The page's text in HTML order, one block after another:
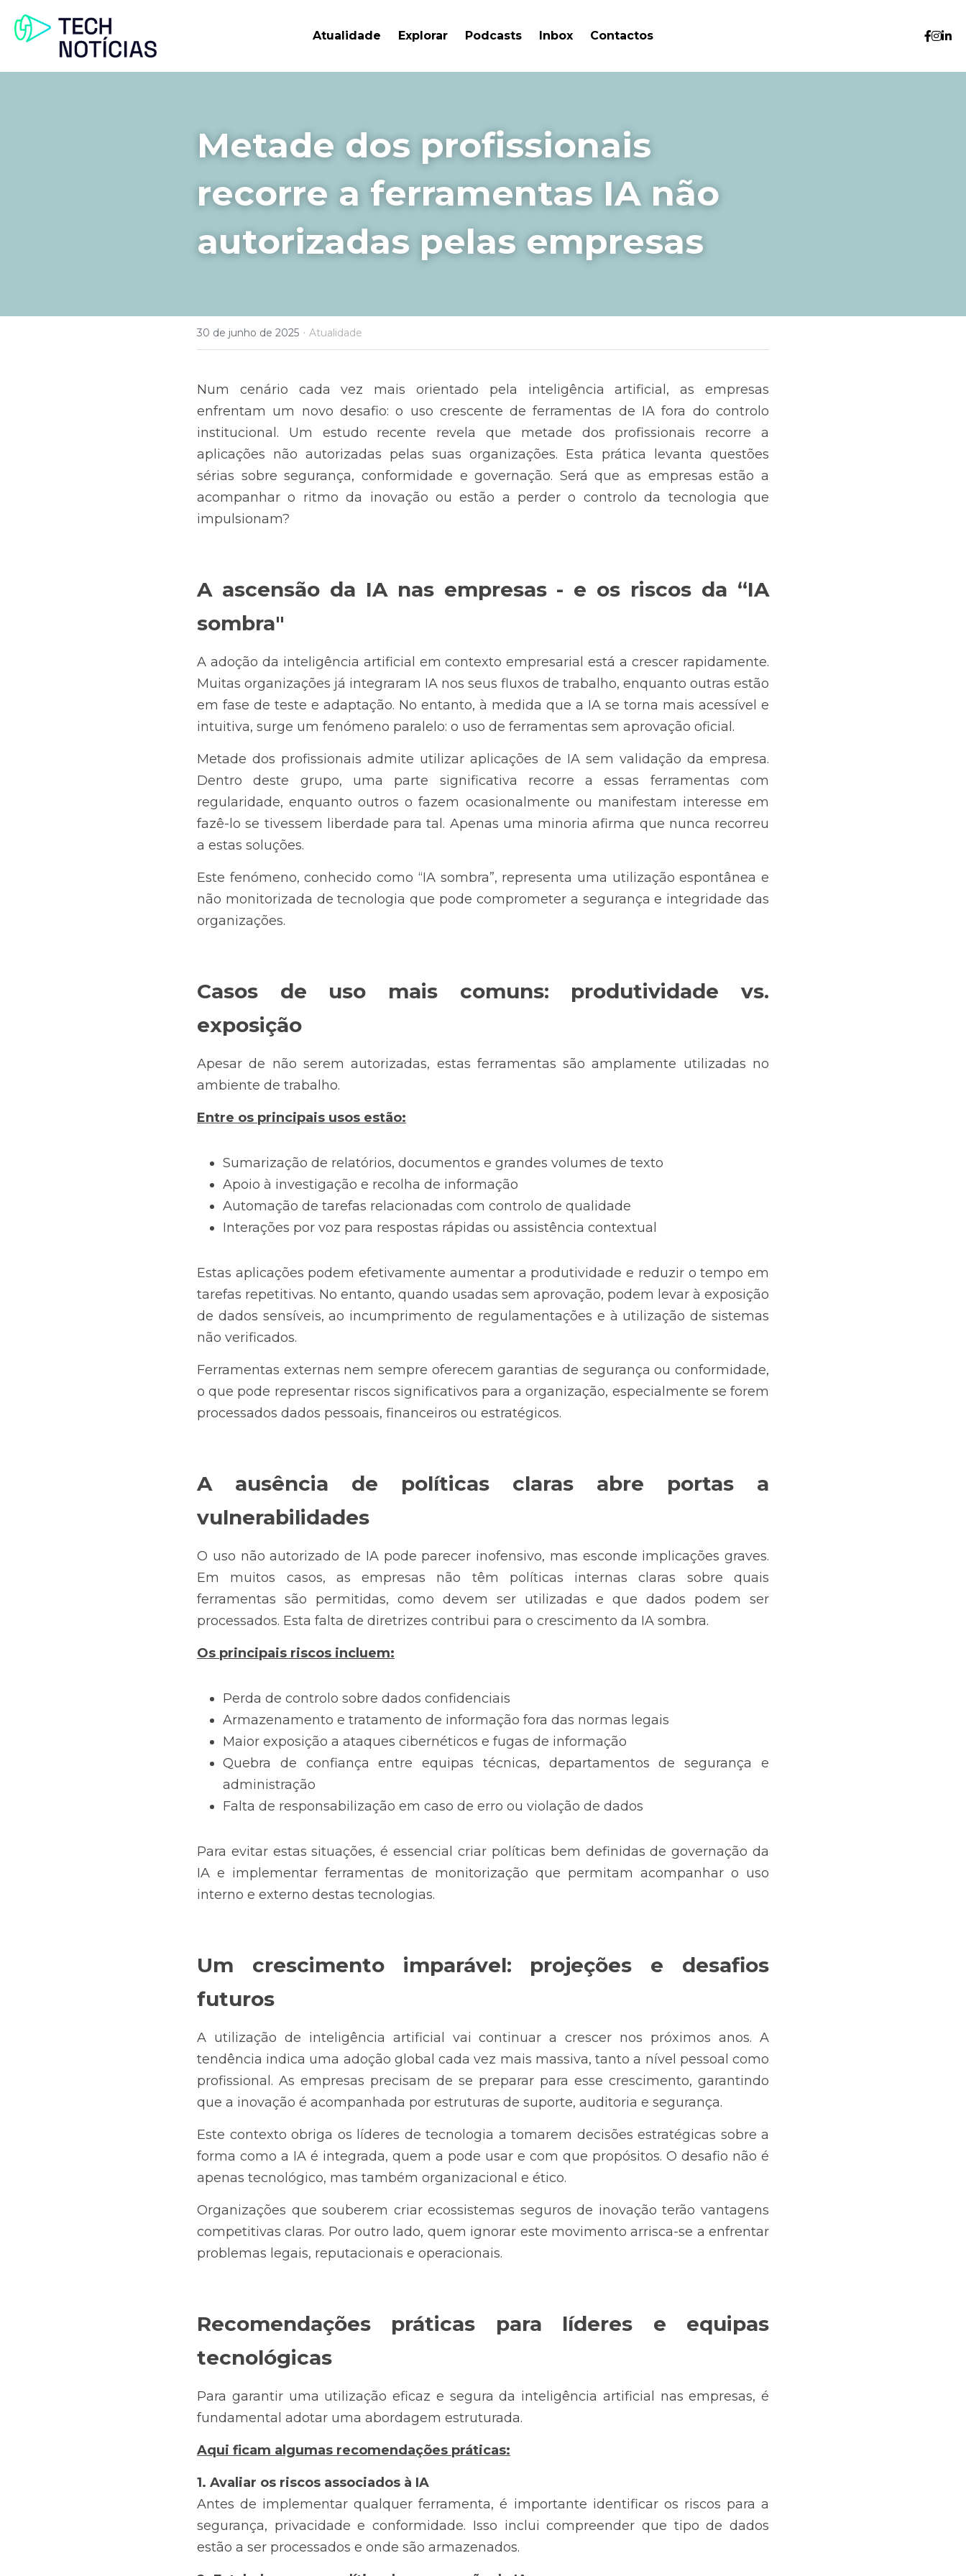
Atualidade Explorar Podcasts Inbox Contactos
Metade dos profissionais
recorre a ferramentas IA não
autorizadas pelas empresas
30 de junho de 2025 · Atualidade
Num cenário cada vez mais orientado pela inteligência artificial, as empresas
enfrentam um novo desafio: o uso crescente de ferramentas de IA fora do controlo
institucional. Um estudo recente revela que metade dos profissionais recorre a
aplicações não autorizadas pelas suas organizações. Esta prática levanta questões
sérias sobre segurança, conformidade e governação. Será que as empresas estão a
acompanhar o ritmo da inovação ou estão a perder o controlo da tecnologia que
impulsionam?
A ascensão da IA nas empresas - e os riscos da “IA
sombra"
A adoção da inteligência artificial em contexto empresarial está a crescer rapidamente.
Muitas organizações já integraram IA nos seus fluxos de trabalho, enquanto outras estão
em fase de teste e adaptação. No entanto, à medida que a IA se torna mais acessível e
intuitiva, surge um fenómeno paralelo: o uso de ferramentas sem aprovação oficial.
Metade dos profissionais admite utilizar aplicações de IA sem validação da empresa.
Dentro deste grupo, uma parte significativa recorre a essas ferramentas com
regularidade, enquanto outros o fazem ocasionalmente ou manifestam interesse em
fazê-lo se tivessem liberdade para tal. Apenas uma minoria afirma que nunca recorreu
a estas soluções.
Este fenómeno, conhecido como “IA sombra”, representa uma utilização espontânea e
não monitorizada de tecnologia que pode comprometer a segurança e integridade das
organizações.
Casos de uso mais comuns: produtividade vs.
exposição
Apesar de não serem autorizadas, estas ferramentas são amplamente utilizadas no
ambiente de trabalho.
Entre os principais usos estão:
Sumarização de relatórios, documentos e grandes volumes de texto
Apoio à investigação e recolha de informação
Automação de tarefas relacionadas com controlo de qualidade
Interações por voz para respostas rápidas ou assistência contextual
Estas aplicações podem efetivamente aumentar a produtividade e reduzir o tempo em
tarefas repetitivas. No entanto, quando usadas sem aprovação, podem levar à exposição
de dados sensíveis, ao incumprimento de regulamentações e à utilização de sistemas
não verificados.
Ferramentas externas nem sempre oferecem garantias de segurança ou conformidade,
o que pode representar riscos significativos para a organização, especialmente se forem
processados dados pessoais, financeiros ou estratégicos.
A ausência de políticas claras abre portas a
vulnerabilidades
O uso não autorizado de IA pode parecer inofensivo, mas esconde implicações graves.
Em muitos casos, as empresas não têm políticas internas claras sobre quais
ferramentas são permitidas, como devem ser utilizadas e que dados podem ser
processados. Esta falta de diretrizes contribui para o crescimento da IA sombra.
Os principais riscos incluem:
Perda de controlo sobre dados confidenciais
Armazenamento e tratamento de informação fora das normas legais
Maior exposição a ataques cibernéticos e fugas de informação
Quebra de confiança entre equipas técnicas, departamentos de segurança e
administração
Falta de responsabilização em caso de erro ou violação de dados
Para evitar estas situações, é essencial criar políticas bem definidas de governação da
IA e implementar ferramentas de monitorização que permitam acompanhar o uso
interno e externo destas tecnologias.
Um crescimento imparável: projeções e desafios
futuros
A utilização de inteligência artificial vai continuar a crescer nos próximos anos. A
tendência indica uma adoção global cada vez mais massiva, tanto a nível pessoal como
profissional. As empresas precisam de se preparar para esse crescimento, garantindo
que a inovação é acompanhada por estruturas de suporte, auditoria e segurança.
Este contexto obriga os líderes de tecnologia a tomarem decisões estratégicas sobre a
forma como a IA é integrada, quem a pode usar e com que propósitos. O desafio não é
apenas tecnológico, mas também organizacional e ético.
Organizações que souberem criar ecossistemas seguros de inovação terão vantagens
competitivas claras. Por outro lado, quem ignorar este movimento arrisca-se a enfrentar
problemas legais, reputacionais e operacionais.
Recomendações práticas para líderes e equipas
tecnológicas
Para garantir uma utilização eficaz e segura da inteligência artificial nas empresas, é
fundamental adotar uma abordagem estruturada.
Aqui ficam algumas recomendações práticas:
1. Avaliar os riscos associados à IA
Antes de implementar qualquer ferramenta, é importante identificar os riscos para a
segurança, privacidade e conformidade. Isso inclui compreender que tipo de dados
estão a ser processados e onde são armazenados.